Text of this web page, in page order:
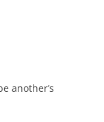
another’s